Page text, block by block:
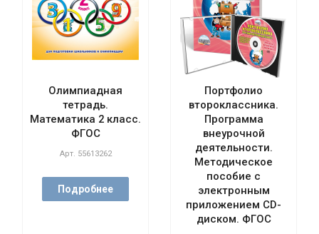
Олимпиадная
тетрадь.
Математика 2 класс.
ФГОС
Арт. 55613262
Подробнее
Портфолио
второклассника.
Программа
внеурочной
деятельности.
Методическое
пособие с
электронным
приложением CD-
диском. ФГОС